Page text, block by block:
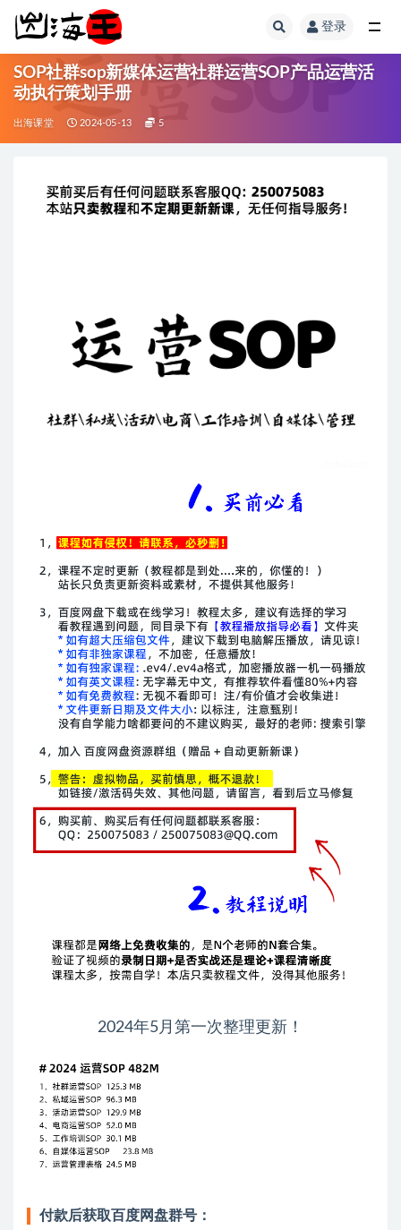
登录
SOP社群sop新媒体运营社群运营SOP产品运营活
动执行策划手册
出海课堂 2024-05-13 5
2024年5月第一次整理更新！
付款后获取百度网盘群号：
全部